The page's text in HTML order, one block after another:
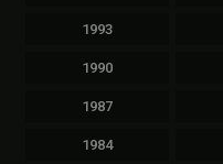
1993
1990
1987
1984